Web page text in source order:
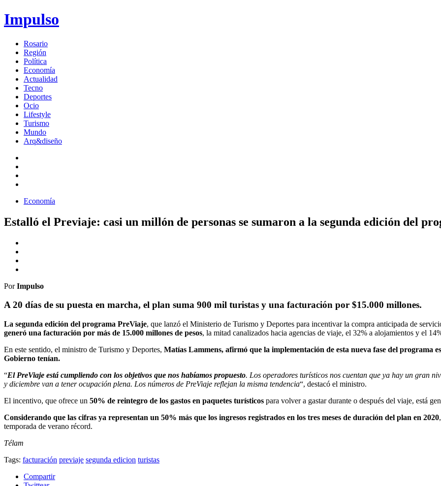
Impulso
Rosario
Región
Política
Economía
Actualidad
Tecno
Deportes
Ocio
Lifestyle
Turismo
Mundo
Arq&diseño
Economía
Estalló el Previaje: casi un millón de personas se sumaron a la segunda edición del
PorImpulso
A 20 días de su puesta en marcha, el plan suma 900 mil turistas y una facturación por $15.000 millones.
La segunda edición del programa PreViaje, que lanzó el Ministerio de Turismo y Deportes para incentivar la compra anticipada de
generó una facturación por más de 15.000 millones de pesos, la mitad canalizados hacia agencias de viaje, el 32% a alojamientos y el
En este sentido, el ministro de Turismo y Deportes, Matías Lammens, afirmó que la implementación de esta nueva fase del programa
Gobierno tenían.
“El PreViaje está cumpliendo con los objetivos que nos habíamos propuesto. Los operadores turísticos nos cuentan que ya hay un gran
y diciembre van a tener ocupación plena. Los números de PreViaje reflejan la misma tendencia“, destacó el ministro.
El incentivo, que ofrece un 50% de reintegro de los gastos en paquetes turísticos para volver a gastar durante o después del viaje, está
Considerando que las cifras ya representan un 50% más que los ingresos registrados en los tres meses de duración del plan en 2020
temporada de verano récord.
Télam
Tags: facturación previaje segunda edicion turistas
Compartir